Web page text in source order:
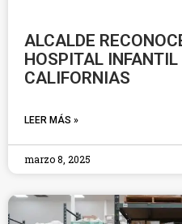
ALCALDE
HOSPITAL INFANTIL
CALIFORNIAS
LEER MÁS »
marzo 8, 2025